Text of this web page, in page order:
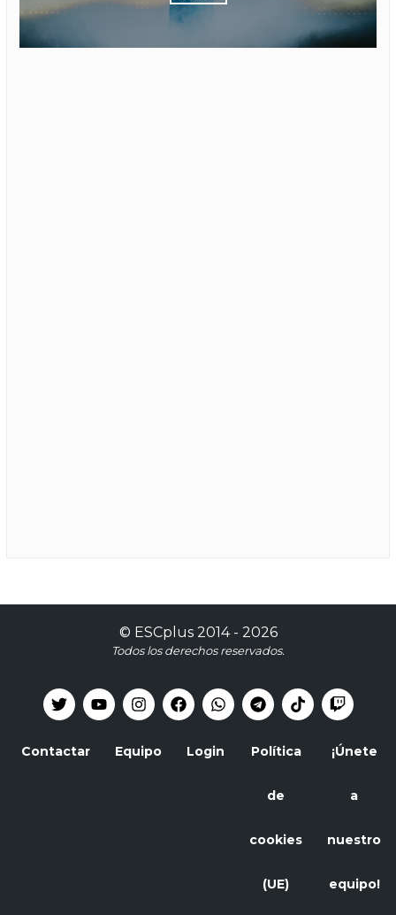
© ESCplus2014 - 2026
Todos los derechos reservados.
Contactar Equipo Login Política
de
cookies
(UE)
¡Únete
a
nuestro
equipo!